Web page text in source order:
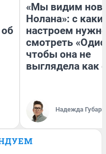
«Мы видим
Нолана»: с
настроем
смотреть
чтобы она не
выглядела как
Надежда Губарь